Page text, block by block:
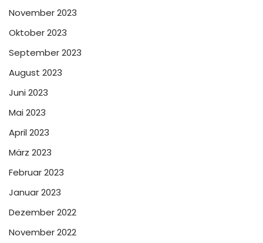
November 2023
Oktober 2023
September 2023
August 2023
Juni 2023
Mai 2023
April 2023
März 2023
Februar 2023
Januar 2023
Dezember 2022
November 2022